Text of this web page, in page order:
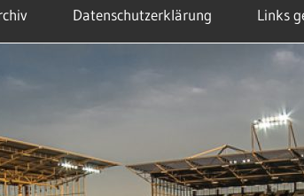
Datenschutzerklärung Links